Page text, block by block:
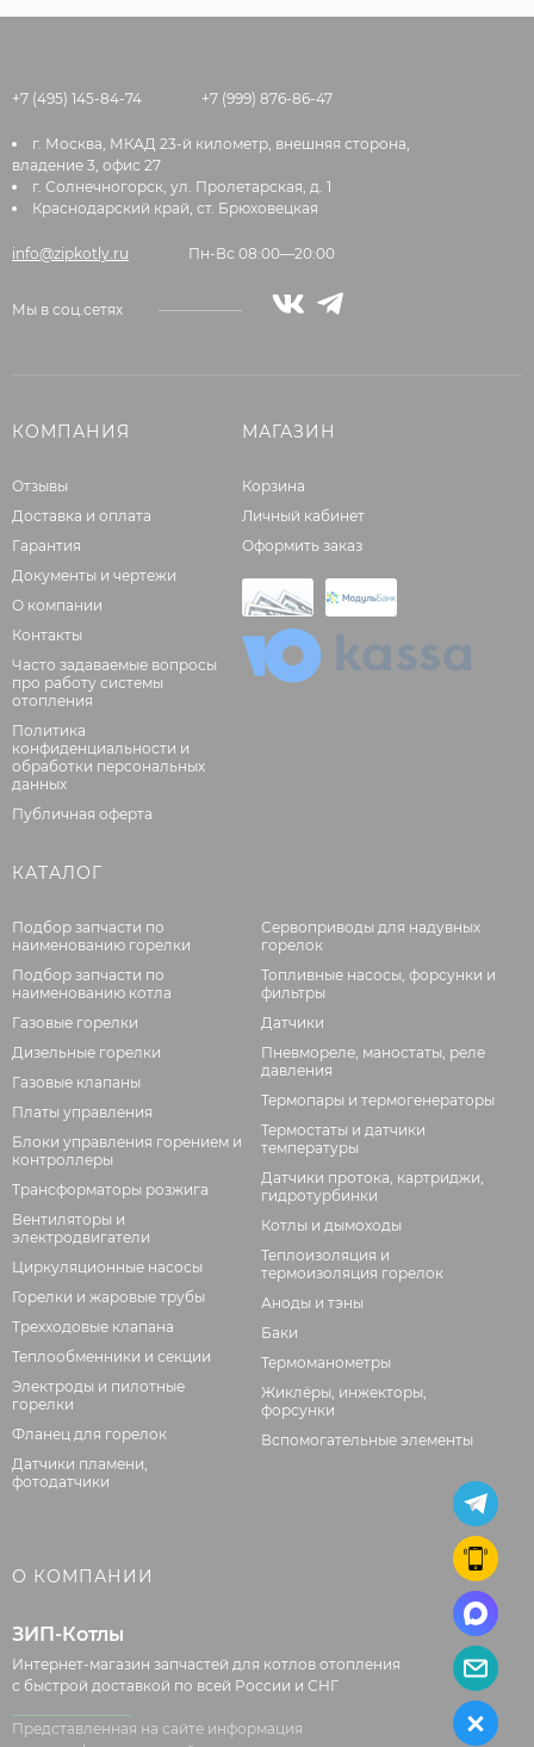
+7 (495) 145-84-74 +7 (999) 876-86-47
г. Москва, МКАД 23-й километр, внешняя сторона,
владение 3, офис 27
г. Солнечногорск, ул. Пролетарская, д. 1
Краснодарский край, ст. Брюховецкая
info@zipkotly.ru Пн-Вс 08:00—20:00
Мы в соц.сетях
КОМПАНИЯ
Отзывы
Доставка и оплата
Гарантия
Документы и чертежи
О компании
Контакты
Часто задаваемые вопросы
про работу системы
отопления
Политика
конфиденциальности и
обработки персональных
данных
Публичная оферта
МАГАЗИН
Корзина
Личный кабинет
Оформить заказ
КАТАЛОГ
Подбор запчасти по
наименованию горелки
Подбор запчасти по
наименованию котла
Газовые горелки
Дизельные горелки
Газовые клапаны
Платы управления
Блоки управления горением и
контроллеры
Трансформаторы розжига
Вентиляторы и
электродвигатели
Циркуляционные насосы
Горелки и жаровые трубы
Трехходовые клапана
Теплообменники и секции
Электроды и пилотные
горелки
Фланец для горелок
Датчики пламени,
фотодатчики
Сервоприводы для надувных
горелок
Топливные насосы, форсунки и
фильтры
Датчики
Пневмореле, маностаты, реле
давления
Термопары и термогенераторы
Термостаты и датчики
температуры
Датчики протока, картриджи,
гидротурбинки
Котлы и дымоходы
Теплоизоляция и
термоизоляция горелок
Аноды и тэны
Баки
Термоманометры
Жиклёры, инжекторы,
форсунки
Вспомогательные элементы
О КОМПАНИИ
ЗИП-Котлы
Интернет-магазин запчастей для котлов отопления
с быстрой доставкой по всей России и СНГ
Представленная на сайте информация